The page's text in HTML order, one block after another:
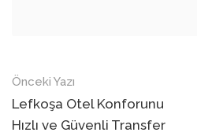
Navigasyon
sonrası
Önceki Yazı
Lefkoşa Otel Konforunu
Hızlı ve Güvenli Transfer